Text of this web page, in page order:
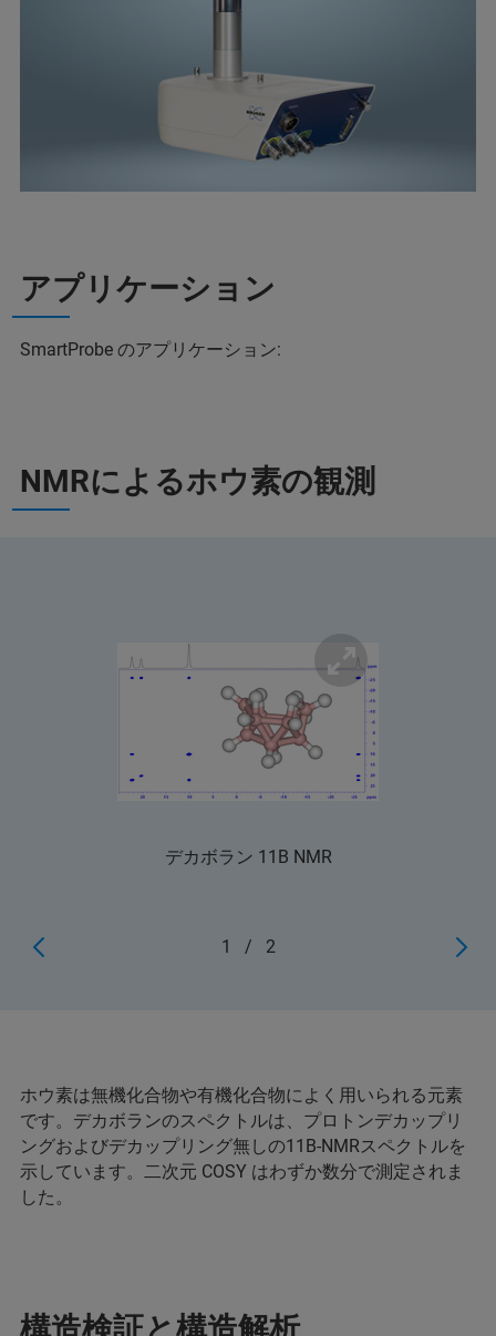
アプリケーション
SmartProbe のアプリケーション:
NMRによるホウ素の観測
デカボラン 11B NMR
1 / 2
ホウ素は無機化合物や有機化合物によく用いられる元素
です。デカボランのスペクトルは、プロトンデカップリ
ングおよびデカップリング無しの11B-NMRスペクトルを
示しています。二次元 COSY はわずか数分で測定されま
した。
構造検証と構造解析